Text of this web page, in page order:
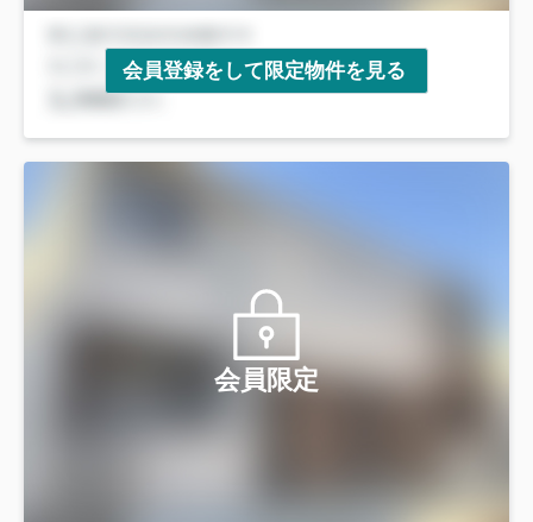
会員登録をして限定物件を見る
会員限定